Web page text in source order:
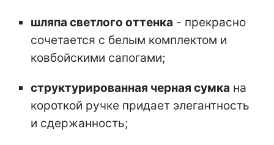
шляпа светлого оттенка - прекрасно
сочетается с белым комплектом и
ковбойскими сапогами;
структурированная черная сумка на
короткой ручке придает элегантность
и сдержанность;